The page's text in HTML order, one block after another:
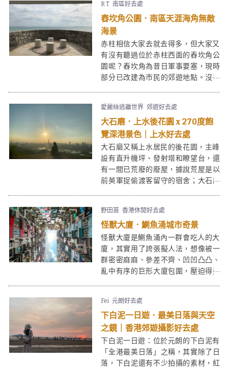
曾入選「香港十大勝景」，雖然往來
東平洲交通不算方便，但實在值得一
去。
R T 南區好去處
舂坎角公園．南區天涯海角無敵
海景
赤柱相信大家去就去得多，但大家又
有沒有聽過位於赤柱西面的舂坎角公
園呢？舂坎角為昔日軍事要塞，現時
部分已改建為市民的郊遊地點。沒有
一日半日就最適合不過啦！
愛麗絲逃離世界 郊遊好去處
大石磨．上水後花園 x 270度飽
覽深港景色｜上水好去處
大石磨又稱上水居民的後花園，主峰
設有直升機坪、發射塔和瞭望台，還
有一間已荒廢的廢屋，據說荒屋是以
前英軍捉偷渡客留守的宿舍；大石磨
30分鐘便能到達，大石磨同時是拍攝
日落和夜景的好去處。
野田苗 香港休閒好去處
怪獸大廈．鰂魚涌城市奇景
怪獸大廈是鰂魚涌內一群會吃人的大
廈，其實用了誇張擬人法，想像被一
群密密麻麻、參差不齊、凹凹凸凸、
亂中有序的巨形大廈包圍，壓迫得透
獸大廈Monster Buildings早已聞名國
際，很多遊客前來一暏這個香港獨有
的鬧市奇景，當然也是攝影好去處。
Fei 元朗好去處
下白泥一日遊．最美日落與天空
之鏡｜香港郊遊攝影好去處
下白泥一日遊：位於元朗的下白泥有
「全港最美日落」之稱，其實除了日
落，下白泥還有不少拍攝的素材，紅